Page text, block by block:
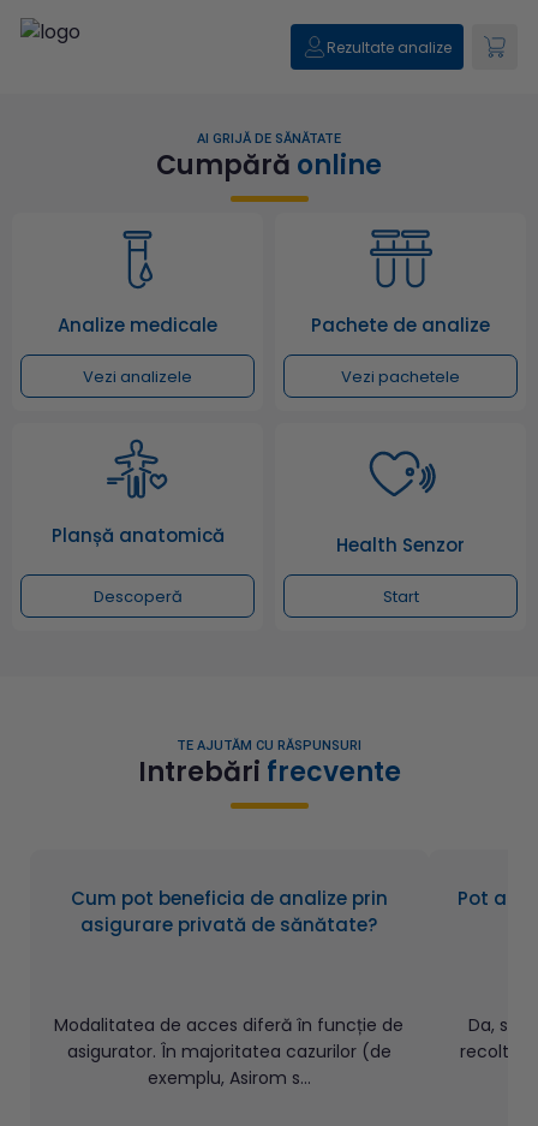
Rezultate analize
AI GRIJĂ DE SĂNĂTATE
Cumpără online
Analize medicale
Vezi analizele
Pachete de analize
Vezi pachetele
Planșă anatomică
Descoperă
Health Senzor
Start
TE AJUTĂM CU RĂSPUNSURI
Intrebări frecvente
Cum pot beneficia de analize prin
asigurare privată de sănătate?
Modalitatea de acces diferă în funcție de
asigurator. În majoritatea cazurilor (de
exemplu, Asirom s...
Pot
Da, se